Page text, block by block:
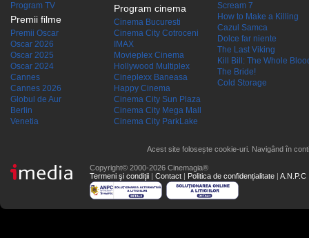
Program TV
Premii filme
Premii Oscar
Oscar 2026
Oscar 2025
Oscar 2024
Cannes
Cannes 2026
Globul de Aur
Berlin
Venetia
Program cinema
Cinema Bucuresti
Cinema City Cotroceni
IMAX
Movieplex Cinema
Hollywood Multiplex
Cineplexx Baneasa
Happy Cinema
Cinema City Sun Plaza
Cinema City Mega Mall
Cinema City ParkLake
Scream 7
How to Make a Killing
Cazul Samca
Dolce far niente
The Last Viking
Kill Bill: The Whole
The Bride!
Cold Storage
Acest site folosește cookie-uri. Navigând în
Copyright© 2000-2026 Cinemagia®
Termeni şi condiţii | Contact | Politica de confidențialitate | A.N.P.C